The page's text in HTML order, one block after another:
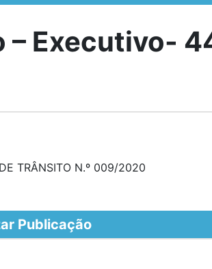
– Executivo-
TRÂNSITO N.º 009/2020
Publicação